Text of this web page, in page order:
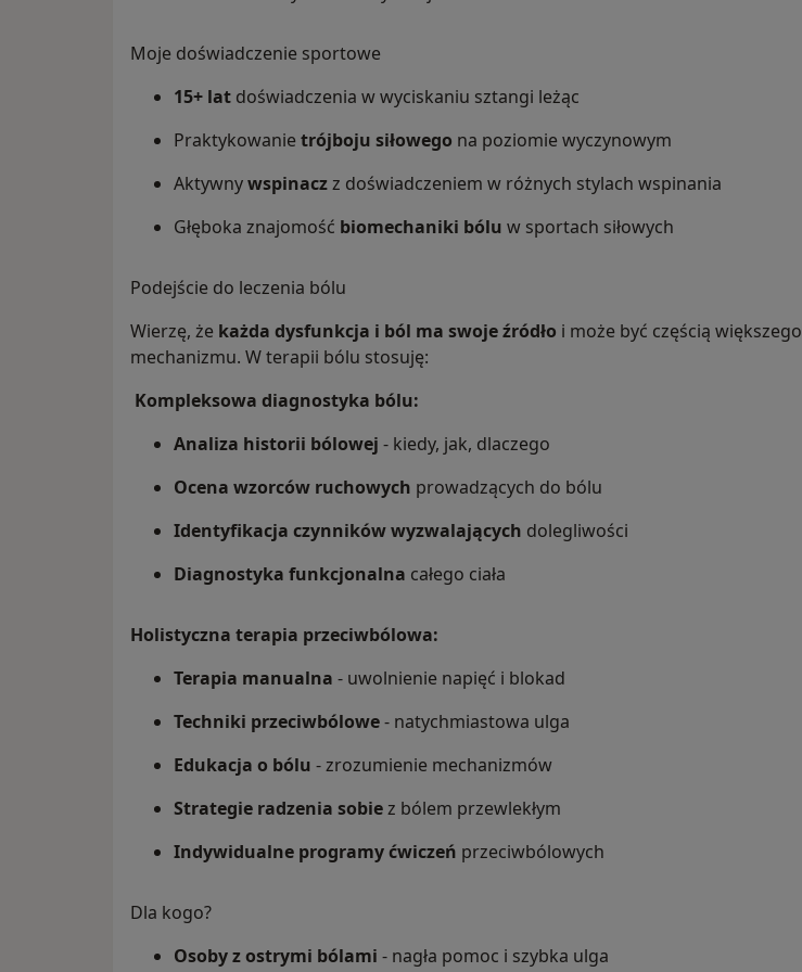
Moje doświadczenie sportowe
15+ lat doświadczenia w wyciskaniu sztangi leżąc
Praktykowanie trójboju siłowego na poziomie wyczynowym
Aktywnywspinaczz doświadczeniem w różnych stylach wspinania
Głęboka znajomość biomechaniki bólu w sportach siłowych
Podejście do leczenia bólu
Wierzę, że każda dysfunkcja i ból ma swoje źródło i może być częścią większego
mechanizmu. W terapii bólu stosuję:
Kompleksowa diagnostyka bólu:
Analiza historii bólowej - kiedy, jak, dlaczego
Ocena wzorców ruchowych prowadzących do bólu
Identyfikacja czynników wyzwalających dolegliwości
Diagnostyka funkcjonalna całego ciała
Holistyczna terapia przeciwbólowa:
Terapia manualna - uwolnienie napięć i blokad
Techniki przeciwbólowe- natychmiastowa ulga
Edukacja o bólu - zrozumienie mechanizmów
Strategie radzenia sobiez bólem przewlekłym
Indywidualne programy ćwiczeń przeciwbólowych
Dla kogo?
Osoby z ostrymi bólami - nagła pomoc i szybka ulga